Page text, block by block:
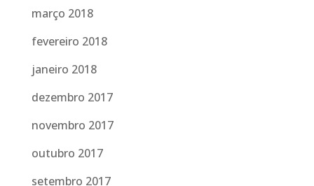
março 2018
fevereiro 2018
janeiro 2018
dezembro 2017
novembro 2017
outubro 2017
setembro 2017